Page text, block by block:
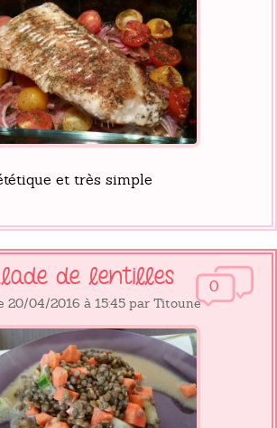
et très simple
0
de lentilles
20/04/2016 à 15:45 par Titoune